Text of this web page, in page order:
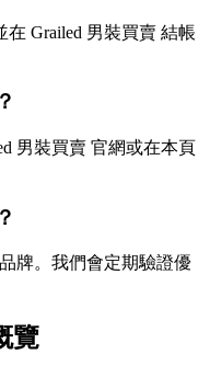
Grailed 男裝買賣 結帳
男裝買賣 官網或在本頁
牌。我們會定期驗證優
覽